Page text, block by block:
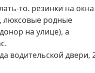
то. резинки на окна
люксовые родные
на улице), а
водительской двери,